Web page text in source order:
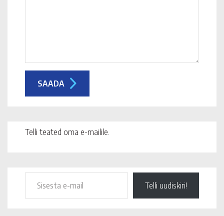
Telli teated oma e-mailile.
Telli uudiskiri!